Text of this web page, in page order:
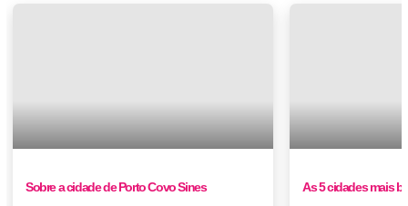
Sobre a cidade de Porto Covo Sines As 5 cidades mais